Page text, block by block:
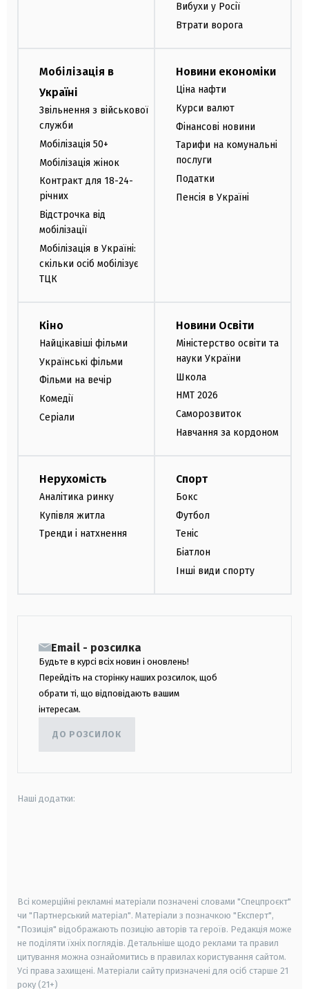
Вибухи у Росії
Втрати ворога
Мобілізація в
Україні
Звільнення з військової
служби
Мобілізація 50+
Мобілізація жінок
Контракт для 18-24-
річних
Відстрочка від
мобілізації
Мобілізація в Україні:
скільки осіб мобілізує
ТЦК
Новини економіки
Ціна нафти
Курси валют
Фінансові новини
Тарифи на комунальні
послуги
Податки
Пенсія в Україні
Кіно
Найцікавіші фільми
Українські фільми
Фільми на вечір
Комедії
Серіали
Новини Освіти
Міністерство освіти та
науки України
Школа
НМТ 2026
Саморозвиток
Навчання за кордоном
Нерухомість
Аналітика ринку
Купівля житла
Тренди і натхнення
Спорт
Бокс
Футбол
Теніс
Біатлон
Інші види спорту
Email - розсилка
Будьте в курсі всіх новин і оновлень!
Перейдіть на сторінку наших розсилок, щоб
обрати ті, що відповідають вашим
інтересам.
ДО РОЗСИЛОК
Наші додатки:
Всі комерційні рекламні матеріали позначені словами "Спецпроєкт"
чи "Партнерський матеріал". Матеріали з позначкою "Експерт",
"Позиція" відображають позицію авторів та героїв. Редакція може
не поділяти їхніх поглядів. Детальніше щодо реклами та правил
цитування можна ознайомитись в правилах користування сайтом.
Усі права захищені. Матеріали сайту призначені для осіб старше 21
року (21+)